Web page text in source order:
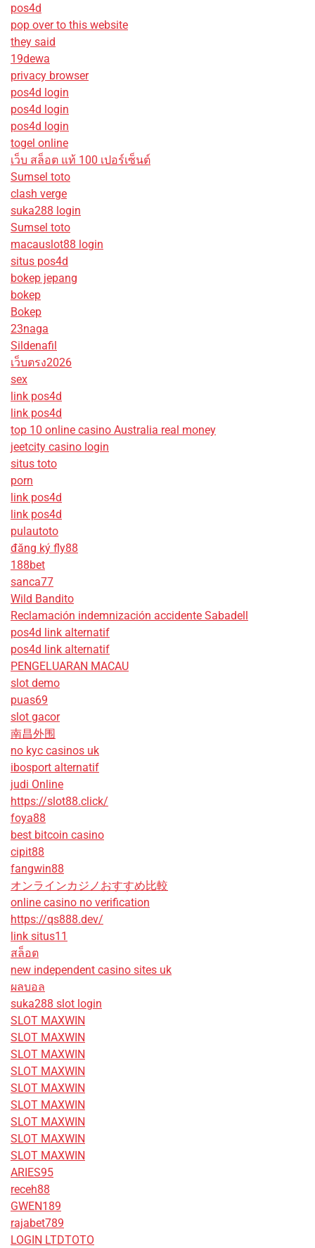
pos4d
pop over to this website
they said
19dewa
privacy browser
pos4d login
pos4d login
pos4d login
togel online
เว็บ สล็อต แท้ 100 เปอร์เซ็นต์
Sumsel toto
clash verge
suka288 login
Sumsel toto
macauslot88 login
situs pos4d
bokep jepang
bokep
Bokep
23naga
Sildenafil
เว็บตรง2026
sex
link pos4d
link pos4d
top 10 online casino Australia real money
jeetcity casino login
situs toto
porn
link pos4d
link pos4d
pulautoto
đăng ký fly88
188bet
sanca77
Wild Bandito
Reclamación indemnización accidente Sabadell
pos4d link alternatif
pos4d link alternatif
PENGELUARAN MACAU
slot demo
puas69
slot gacor
南昌外围
no kyc casinos uk
ibosport alternatif
judi Online
https://slot88.click/
foya88
best bitcoin casino
cipit88
fangwin88
オンラインカジノおすすめ比較
online casino no verification
https://qs888.dev/
link situs11
สล็อต
new independent casino sites uk
ผลบอล
suka288 slot login
SLOT MAXWIN
SLOT MAXWIN
SLOT MAXWIN
SLOT MAXWIN
SLOT MAXWIN
SLOT MAXWIN
SLOT MAXWIN
SLOT MAXWIN
SLOT MAXWIN
ARIES95
receh88
GWEN189
rajabet789
LOGIN LTDTOTO